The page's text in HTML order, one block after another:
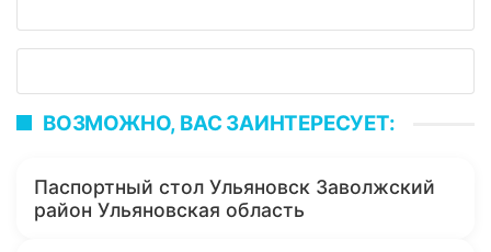
ВОЗМОЖНО, ВАС ЗАИНТЕРЕСУЕТ:
Паспортный стол Ульяновск Заволжский
район Ульяновская область